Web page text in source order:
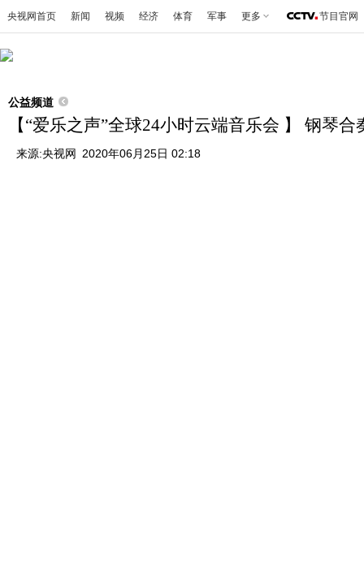
央视网首页 新闻 视频 经济 体育 军事 更多 节目官网
公益频道
【“爱乐之声”全球24小时云端音乐会 】 钢琴
来源:央视网 2020年06月25日 02:18